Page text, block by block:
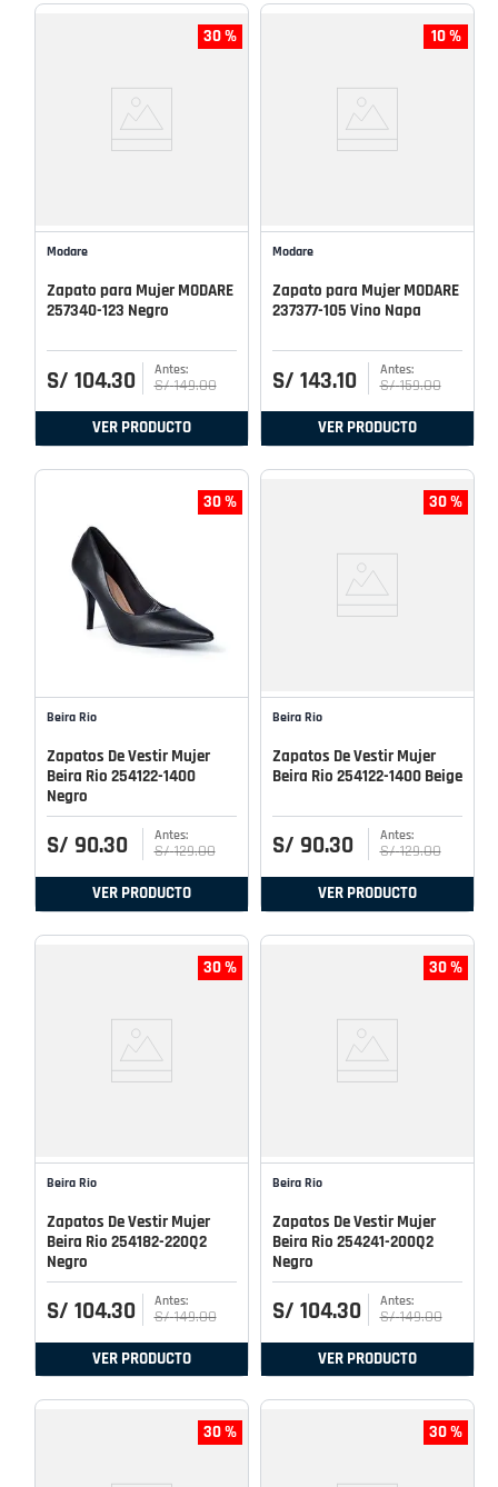
30 %
Modare
Zapato para Mujer MODARE
257340-123 Negro
S/ 104.30 S/ 149.00
VER PRODUCTO
10 %
Modare
Zapato para Mujer MODARE
237377-105 Vino Napa
S/ 143.10 S/ 159.00
VER PRODUCTO
30 %
Beira Rio
Zapatos De Vestir Mujer
Beira Rio 254122-1400
Negro
S/ 90.30 S/ 129.00
VER PRODUCTO
30 %
Beira Rio
Zapatos De Vestir Mujer
Beira Rio 254122-1400 Beige
S/ 90.30 S/ 129.00
VER PRODUCTO
30 %
Beira Rio
Zapatos De Vestir Mujer
Beira Rio 254182-220Q2
Negro
S/ 104.30 S/ 149.00
VER PRODUCTO
30 %
Beira Rio
Zapatos De Vestir Mujer
Beira Rio 254241-200Q2
Negro
S/ 104.30 S/ 149.00
VER PRODUCTO
30 % 30 %